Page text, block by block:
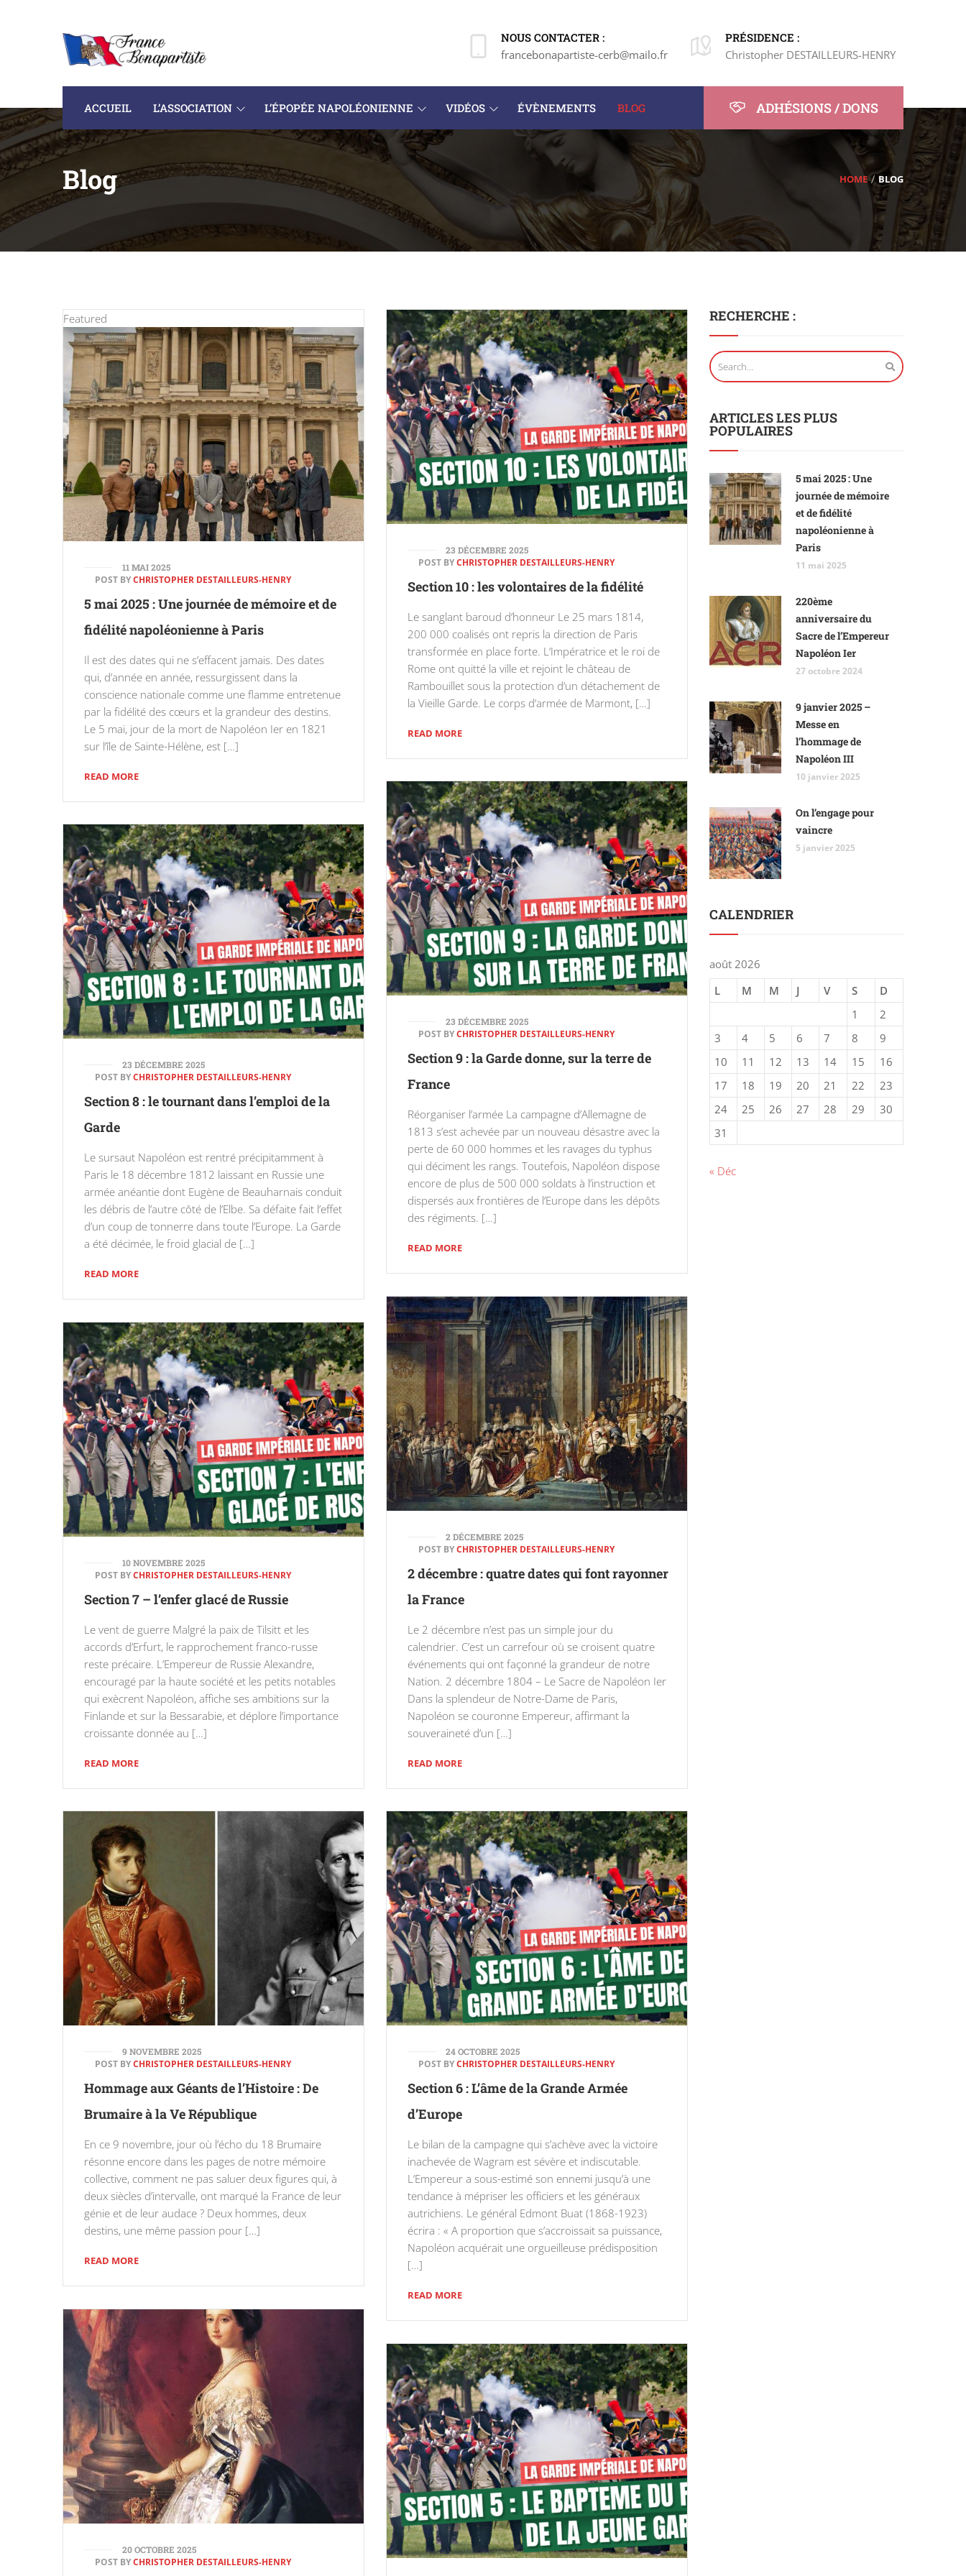
NOUS CONTACTER :
francebonapartiste-cerb@mailo.fr
PRÉSIDENCE :
Christopher DESTAILLEURS-HENRY
ACCUEIL L’ASSOCIATION L’ÉPOPÉE NAPOLÉONIENNE VIDÉOS ÉVÈNEMENTS BLOG ADHÉSIONS / DONS
Blog HOME BLOG
Featured
11 MAI 2025
POST BYCHRISTOPHER DESTAILLEURS-HENRY
5 mai 2025 : Une journée de mémoire et de
fidélité napoléonienne à Paris
Il est des dates qui ne s’effacent jamais. Des dates
qui, d’année en année, ressurgissent dans la
conscience nationale comme une flamme entretenue
par la fidélité des cœurs et la grandeur des destins.
Le 5 mai, jour de la mort de Napoléon Ier en 1821
sur l’île de Sainte-Hélène, est […]
READ MORE
23 DÉCEMBRE 2025
POST BYCHRISTOPHER DESTAILLEURS-HENRY
Section 10 : les volontaires de la fidélité
Le sanglant baroud d’honneur Le 25 mars 1814,
200 000 coalisés ont repris la direction de Paris
transformée en place forte. L’Impératrice et le roi de
Rome ont quitté la ville et rejoint le château de
Rambouillet sous la protection d’un détachement de
la Vieille Garde. Le corps d’armée de Marmont, […]
READ MORE
23 DÉCEMBRE 2025
POST BYCHRISTOPHER DESTAILLEURS-HENRY
Section 9 : la Garde donne, sur la terre de
France
Réorganiser l’armée La campagne d’Allemagne de
1813 s’est achevée par un nouveau désastre avec la
perte de 60 000 hommes et les ravages du typhus
qui déciment les rangs. Toutefois, Napoléon dispose
encore de plus de 500 000 soldats à l’instruction et
dispersés aux frontières de l’Europe dans les dépôts
des régiments. […]
READ MORE
23 DÉCEMBRE 2025
POST BYCHRISTOPHER DESTAILLEURS-HENRY
Section 8 : le tournant dans l’emploi de la
Garde
Le sursaut Napoléon est rentré précipitamment à
Paris le 18 décembre 1812 laissant en Russie une
armée anéantie dont Eugène de Beauharnais conduit
les débris de l’autre côté de l’Elbe. Sa défaite fait l’effet
d’un coup de tonnerre dans toute l’Europe. La Garde
a été décimée, le froid glacial de […]
READ MORE
2 DÉCEMBRE 2025
POST BYCHRISTOPHER DESTAILLEURS-HENRY
2 décembre : quatre dates qui font rayonner
la France
Le 2 décembre n’est pas un simple jour du
calendrier. C’est un carrefour où se croisent quatre
événements qui ont façonné la grandeur de notre
Nation. 2 décembre 1804 – Le Sacre de Napoléon Ier
Dans la splendeur de Notre-Dame de Paris,
Napoléon se couronne Empereur, affirmant la
souveraineté d’un […]
READ MORE
10 NOVEMBRE 2025
POST BYCHRISTOPHER DESTAILLEURS-HENRY
Section 7 – l’enfer glacé de Russie
Le vent de guerre Malgré la paix de Tilsitt et les
accords d’Erfurt, le rapprochement franco-russe
reste précaire. L’Empereur de Russie Alexandre,
encouragé par la haute société et les petits notables
qui exècrent Napoléon, affiche ses ambitions sur la
Finlande et sur la Bessarabie, et déplore l’importance
croissante donnée au […]
READ MORE
9 NOVEMBRE 2025
POST BYCHRISTOPHER DESTAILLEURS-HENRY
Hommage aux Géants de l’Histoire : De
Brumaire à la Ve République
En ce 9 novembre, jour où l’écho du 18 Brumaire
résonne encore dans les pages de notre mémoire
collective, comment ne pas saluer deux figures qui, à
deux siècles d’intervalle, ont marqué la France de leur
génie et de leur audace ? Deux hommes, deux
destins, une même passion pour […]
READ MORE
24 OCTOBRE 2025
POST BYCHRISTOPHER DESTAILLEURS-HENRY
Section 6 : L’âme de la Grande Armée
d’Europe
Le bilan de la campagne qui s’achève avec la victoire
inachevée de Wagram est sévère et indiscutable.
L’Empereur a sous-estimé son ennemi jusqu’à une
tendance à mépriser les officiers et les généraux
autrichiens. Le général Edmont Buat (1868-1923)
écrira : « A proportion que s’accroissait sa puissance,
Napoléon acquérait une orgueilleuse prédisposition
[…]
READ MORE
20 OCTOBRE 2025
POST BYCHRISTOPHER DESTAILLEURS-HENRY
RECHERCHE :
ARTICLES LES PLUS
POPULAIRES
5 mai 2025 : Une
journée de mémoire
et de fidélité
napoléonienne à
Paris
11 mai 2025
220ème
anniversaire du
Sacre de l’Empereur
Napoléon Ier
27 octobre 2024
9 janvier 2025 –
Messe en
l’hommage de
Napoléon III
10 janvier 2025
On l’engage pour
vaincre
5 janvier 2025
CALENDRIER
août 2026
L
M M J V S
D
1
2
3
4 5 6 7 8
9
10
11 12 13 14 15
16
17
18 19 20 21 22
23
24
25 26 27 28 29
30
31
« Déc